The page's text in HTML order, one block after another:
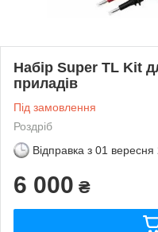
Набір Super TL Kit
приладів
Під замовлення
Роздріб
Відправка з 01 вересня
6 000 ₴